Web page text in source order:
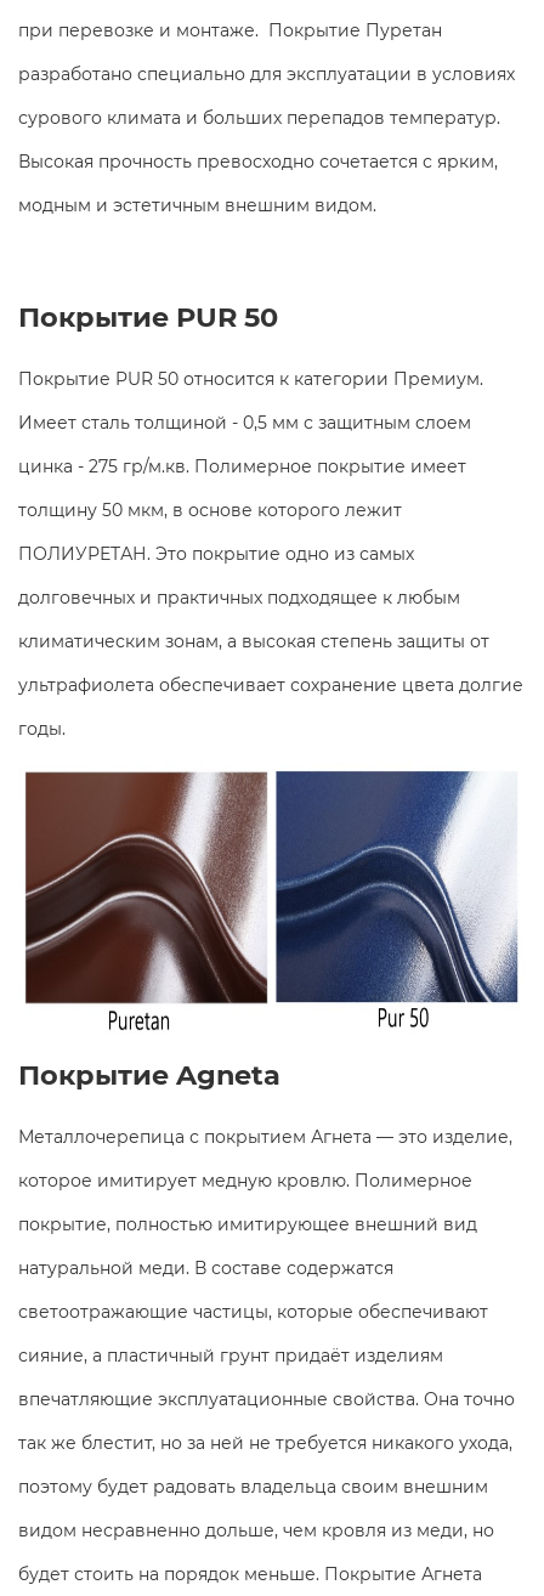
при перевозке и монтаже. Покрытие Пуретан
разработано специально для эксплуатации в условиях
сурового климата и больших перепадов температур.
Высокая прочность превосходно сочетается с ярким,
модным и эстетичным внешним видом.
Покрытие PUR 50
Покрытие PUR 50 относится к категории Премиум.
Имеет сталь толщиной - 0,5 мм с защитным слоем
цинка - 275 гр/м.кв. Полимерное покрытие имеет
толщину 50 мкм, в основе которого лежит
ПОЛИУРЕТАН. Это покрытие одно из самых
долговечных и практичных подходящее к любым
климатическим зонам, а высокая степень защиты от
ультрафиолета обеспечивает сохранение цвета долгие
годы.
Покрытие Agneta
Металлочерепица с покрытием Агнета — это изделие,
которое имитирует медную кровлю. Полимерное
покрытие, полностью имитирующее внешний вид
натуральной меди. В составе содержатся
светоотражающие частицы, которые обеспечивают
сияние, а пластичный грунт придаёт изделиям
впечатляющие эксплуатационные свойства. Она точно
так же блестит, но за ней не требуется никакого ухода,
поэтому будет радовать владельца своим внешним
видом несравненно дольше, чем кровля из меди, но
будет стоить на порядок меньше. Покрытие Агнета